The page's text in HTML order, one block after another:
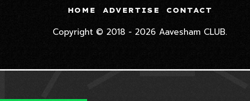
HOME ADVERTISE CONTACT
Copyright © 2018 - 2026 Aavesham CLUB.